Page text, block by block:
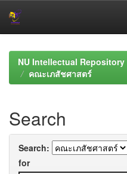
navigationNU Intellectual Repository
คณะเภสัชศาสตร์
Search
Search:
for